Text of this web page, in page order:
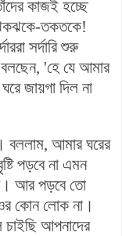
কাজই হচ্ছে
ঝকঝকে-তকতকে!
সর্দারি শুরু
'হে যে আমার
জায়গা দিল না
বললাম, আমার ঘরের
পড়বে না এমন
আর পড়বে তো
কোন লোক না।
আপনাদের